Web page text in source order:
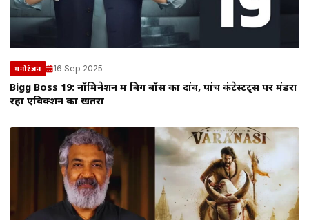
मनोरंजन 16 Sep 2025
Bigg Boss 19: नॉमिनेशन में बिग बॉस का दांव, पांच कंटेस्टेंट्स पर मंडरा
रहा एविक्शन का खतरा